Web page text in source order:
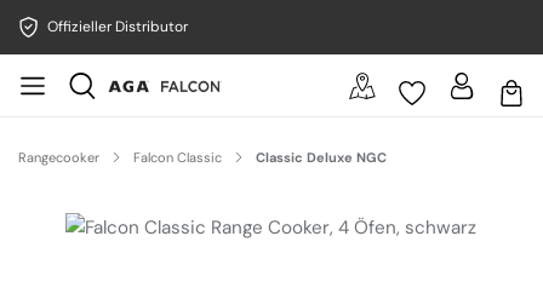
Offizieller Distributor
Rangecooker Falcon Classic Classic Deluxe NGC
Bildergalerie überspringen